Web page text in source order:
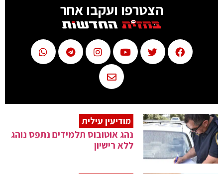
הצטרפו ועקבו אחר
מודיעין עילית
נהג אוטובוס תלמידים נתפס נוהג
ללא רישיון